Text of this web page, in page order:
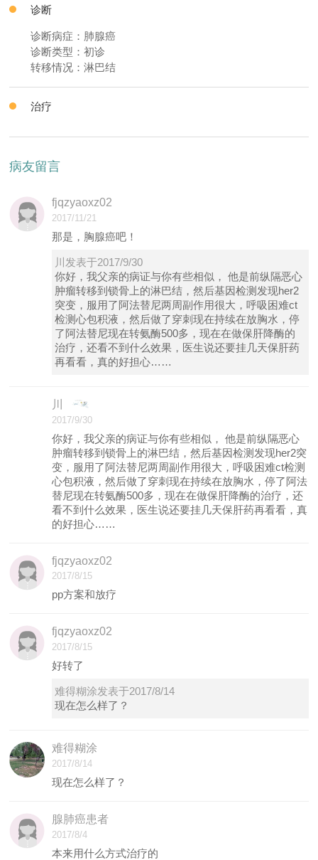
诊断
诊断病症：肺腺癌
诊断类型：初诊
转移情况：淋巴结
治疗
病友留言
fjqzyaoxz02
2017/11/21
那是，胸腺癌吧！
川发表于2017/9/30
你好，我父亲的病证与你有些相似， 他是前纵隔恶心
肿瘤转移到锁骨上的淋巴结，然后基因检测发现her2
突变，服用了阿法替尼两周副作用很大，呼吸困难ct
检测心包积液，然后做了穿刺现在持续在放胸水，停
了阿法替尼现在转氨酶500多，现在在做保肝降酶的
治疗，还看不到什么效果，医生说还要挂几天保肝药
再看看，真的好担心……
川
2017/9/30
你好，我父亲的病证与你有些相似， 他是前纵隔恶心
肿瘤转移到锁骨上的淋巴结，然后基因检测发现her2突
变，服用了阿法替尼两周副作用很大，呼吸困难ct检测
心包积液，然后做了穿刺现在持续在放胸水，停了阿法
替尼现在转氨酶500多，现在在做保肝降酶的治疗，还
看不到什么效果，医生说还要挂几天保肝药再看看，真
的好担心……
fjqzyaoxz02
2017/8/15
pp方案和放疗
fjqzyaoxz02
2017/8/15
好转了
难得糊涂发表于2017/8/14
现在怎么样了？
难得糊涂
2017/8/14
现在怎么样了？
腺肺癌患者
2017/8/4
本来用什么方式治疗的